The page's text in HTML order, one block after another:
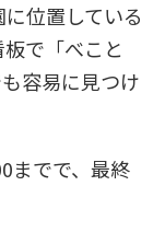
位置している
で「べこと
容易に見つけ
までで、最終